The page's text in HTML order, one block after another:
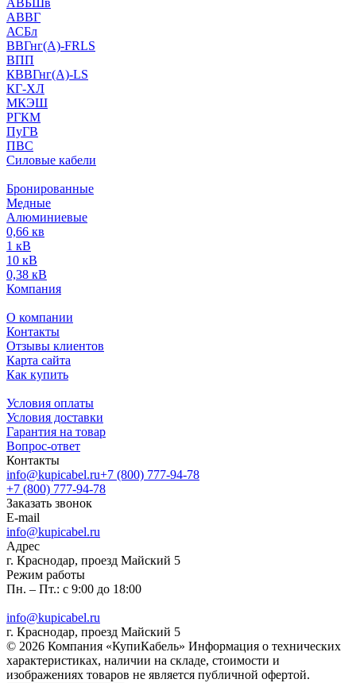
АВБШв
АВВГ
АСБл
ВВГнг(А)-FRLS
ВПП
КВВГнг(А)-LS
КГ-ХЛ
МКЭШ
РГКМ
ПуГВ
ПВС
Силовые кабели
Бронированные
Медные
Алюминиевые
0,66 кв
1 кВ
10 кВ
0,38 кВ
Компания
О компании
Контакты
Отзывы клиентов
Карта сайта
Как купить
Условия оплаты
Условия доставки
Гарантия на товар
Вопрос-ответ
Контакты
info@kupicabel.ru+7 (800) 777-94-78
+7 (800) 777-94-78
Заказать звонок
E-mail
info@kupicabel.ru
Адрес
г. Краснодар, проезд Майский 5
Режим работы
Пн. – Пт.: с 9:00 до 18:00
info@kupicabel.ru
г. Краснодар, проезд Майский 5
© 2026 Компания «КупиКабель» Информация о технических
характеристиках, наличии на складе, стоимости и
изображениях товаров не является публичной офертой.